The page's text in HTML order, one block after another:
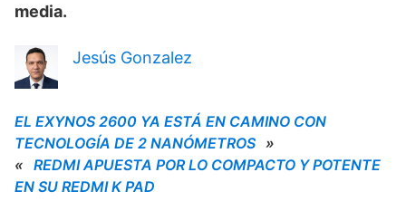
media.
Jesús Gonzalez
EL EXYNOS 2600 YA ESTÁ EN CAMINO CON
TECNOLOGÍA DE 2 NANÓMETROS »
« REDMI APUESTA POR LO COMPACTO Y POTENTE
EN SU REDMI K PAD